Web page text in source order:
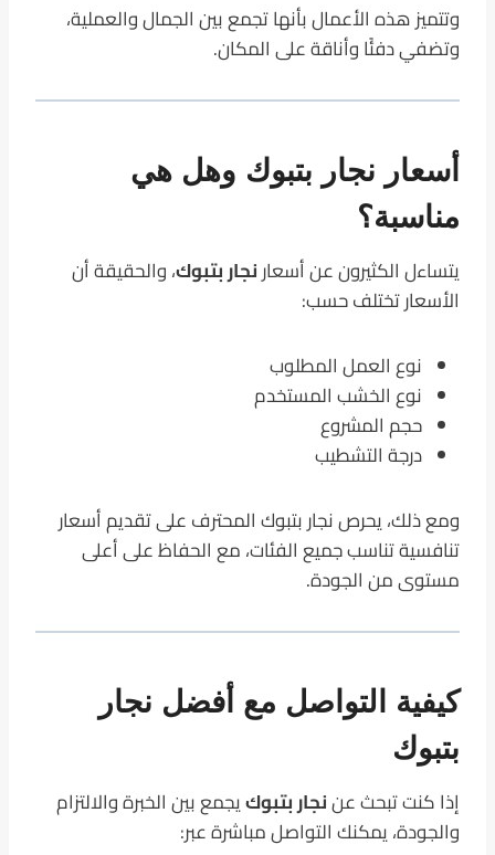
وتتميز هذه الأعمال بأنها تجمع بين الجمال والعملية،
وتضفي دفئًا وأناقة على المكان.
أسعار نجار بتبوك وهل هي
مناسبة؟
يتساءل الكثيرون عن أسعارنجار بتبوك، والحقيقة أن
الأسعار تختلف حسب:
نوع العمل المطلوب
نوع الخشب المستخدم
حجم المشروع
درجة التشطيب
ومع ذلك، يحرص نجار بتبوك المحترف على تقديم أسعار
تنافسية تناسب جميع الفئات، مع الحفاظ على أعلى
مستوى من الجودة.
كيفية التواصل مع أفضل نجار
بتبوك
إذا كنت تبحث عننجار بتبوكيجمع بين الخبرة والالتزام
والجودة، يمكنك التواصل مباشرة عبر: